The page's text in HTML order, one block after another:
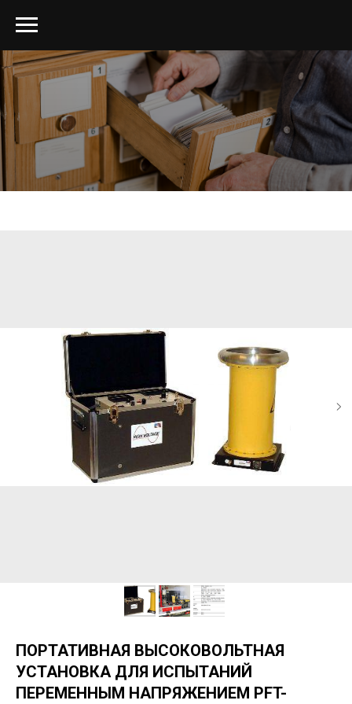
ПОРТАТИВНАЯ ВЫСОКОВОЛЬТНАЯ
УСТАНОВКА ДЛЯ ИСПЫТАНИЙ
ПЕРЕМЕННЫМ НАПРЯЖЕНИЕМ PFT-